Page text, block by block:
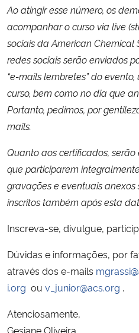
Ao atingir esse número, os
acompanhar o curso via live
sociais da American Chemical
redes sociais serão enviados
“e-mails lembretes” do
curso, bem como no dia que
Portanto, pedimos, por
mails.
Quanto aos certificados,
que participarem
gravações e eventuais
inscritos também após esta
Inscreva-se, divulgue,
Dúvidas e informações, por
através dos e-mails
i.org ou v_junior@acs.org .
Atenciosamente,
Gesiane Oliveira